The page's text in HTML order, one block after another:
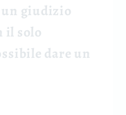
un giudizio
il solo
dare un